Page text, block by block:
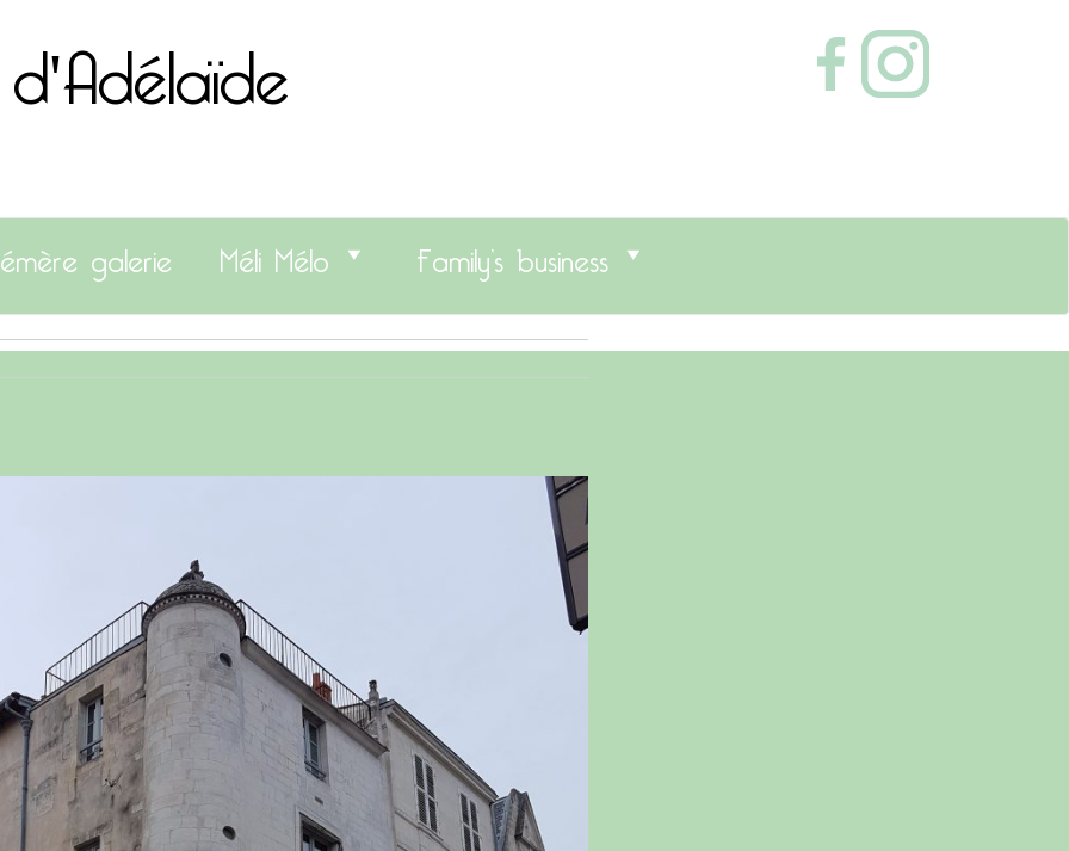
galerie Méli Mélo Family’s business